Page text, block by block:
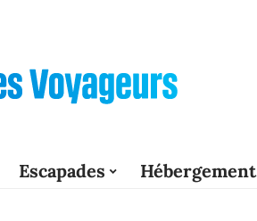
Escapades Hébergement